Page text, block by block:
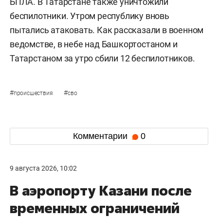
беспилотники. Утром республику вновь
пытались атаковать. Как рассказали в военном
ведомстве, в небе над Башкортостаном и
Татарстаном за утро сбили 12 беспилотников.
#происшествия #сво
Комментарии 0
9 августа 2026, 10:02
В аэропорту Казани после
временных ограничений